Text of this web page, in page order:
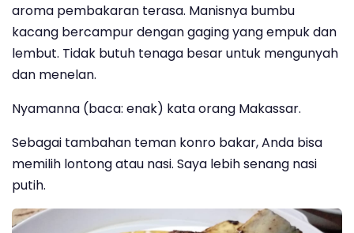
aroma pembakaran terasa. Manisnya bumbu
kacang bercampur dengan gaging yang empuk dan
lembut. Tidak butuh tenaga besar untuk mengunyah
dan menelan.
Nyamanna (baca: enak) kata orang Makassar.
Sebagai tambahan teman konro bakar, Anda bisa
memilih lontong atau nasi. Saya lebih senang nasi
putih.